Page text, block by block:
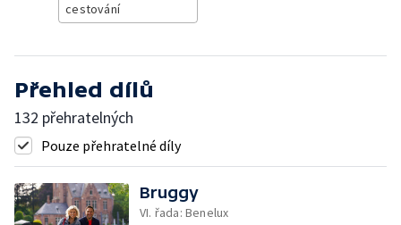
cestování
Přehled dílů
132 přehratelných
Pouze přehratelné díly
Bruggy
VI. řada: Benelux